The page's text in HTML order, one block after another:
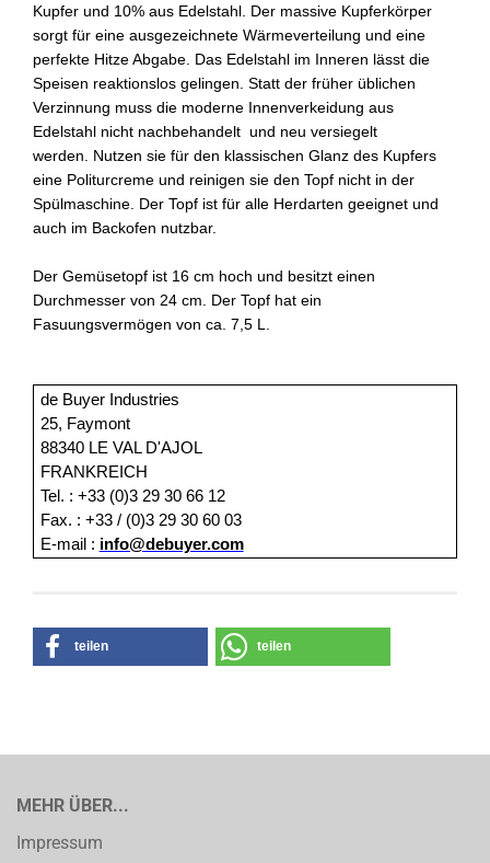
Kupfer und 10% aus Edelstahl. Der massive Kupferkörper
sorgt für eine ausgezeichnete Wärmeverteilung und eine
perfekte Hitze Abgabe. Das Edelstahl im Inneren lässt die
Speisen reaktionslos gelingen. Statt der früher üblichen
Verzinnung muss die moderne Innenverkeidung aus
Edelstahl nicht nachbehandelt und neu versiegelt
werden.
Nutzen sie für den klassischen Glanz des Kupfers
eine Politurcreme und reinigen sie den Topf nicht in der
Spülmaschine. Der Topf ist für alle Herdarten geeignet und
auch im Backofen nutzbar.
Der Gemüsetopf ist 16 cm hoch und besitzt einen
Durchmesser von 24 cm. Der Topf hat ein
Fasuungsvermögen von ca. 7,5 L.
de Buyer Industries
25, Faymont
88340 LE VAL D'AJOL
FRANKREICH
Tel. : +33 (0)3 29 30 66 12
Fax. : +33 / (0)3 29 30 60 03
E-mail : info@debuyer.com
teilen teilen
MEHR ÜBER...
Impressum